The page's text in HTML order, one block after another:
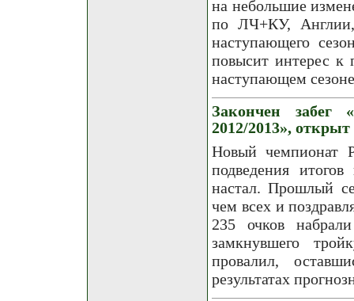
на небольшие
по ЛЧ+КУ,
наступающего
повысит интерес к
наступающем
Закончен забег
2012/2013»,
Новый чемпионат
подведения
настал. Прошлый
чем всех и
235 очков
замкнувшего
провалил,
результатах